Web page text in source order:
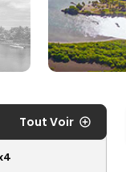
Tout Voir